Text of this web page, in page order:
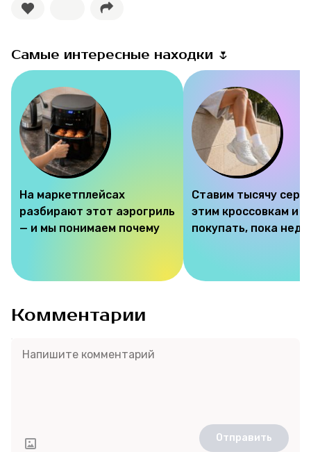
Самые интересные находки 🌷
На маркетплейсах
разбирают этот аэрогриль
— и мы понимаем почему
Ставим тысячу
этим кроссовкам и
покупать, пока
Комментарии
Отправить